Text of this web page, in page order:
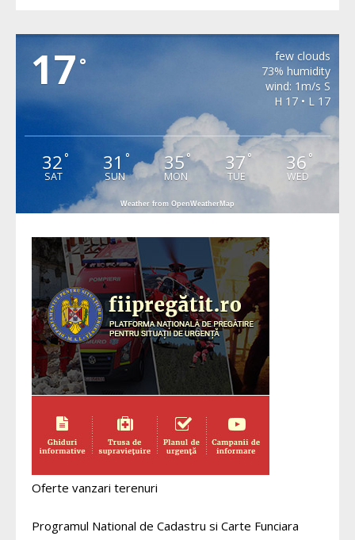
17 °
few clouds
73% humidity
wind: 1m/s S
H 17 • L 17
32°
SAT
31 °
SUN
35°
MON
37 °
TUE
36 °
WED
Weather from OpenWeatherMap
Oferte vanzari terenuri
Programul National de Cadastru si Carte Funciara